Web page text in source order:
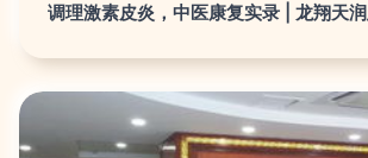
调理激素皮炎，中医康复实录 | 龙翔天